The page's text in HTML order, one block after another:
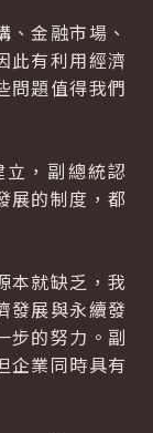
金融市場、
此有利用經濟
問題值得我們
，副總統認
展的制度，都
就缺乏，我
發展與永續發
步的努力。副
企業同時具有